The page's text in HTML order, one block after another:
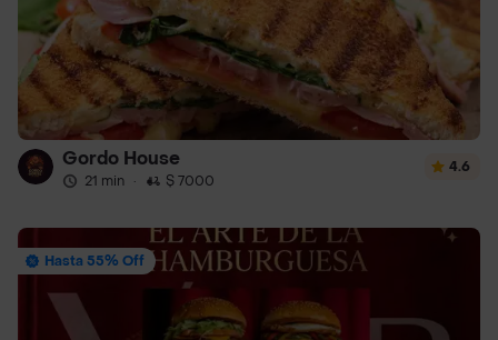
Gordo House
21 min · $ 7000
4.6
Hasta 55% Off